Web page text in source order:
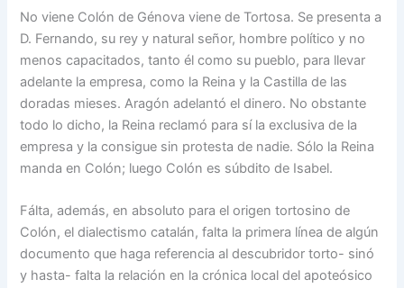
No viene Colón de Génova viene de Tortosa. Se presen­ta a
D. Fernando, su rey y na­tural señor, hombre político y no
menos capacitados, tan­to él como su pueblo, para llevar
adelante la empresa, co­mo la Reina y la Castilla de las
doradas mieses. Aragón adelantó el dinero. No obs­tante
todo lo dicho, la Reina reclamó para sí la exclusiva de la
empresa y la consigue sin protesta de nadie. Sólo la Reina
manda en Colón; luego Colón es súbdito de Isabel.
Fálta, además, en absoluto para el origen tortosino de
Colón, el dialectismo catalán, falta la primera línea de al­gún
documento que haga re­ferencia al descubridor torto- sinó
y hasta- falta la relación en la crónica local del apoteósico